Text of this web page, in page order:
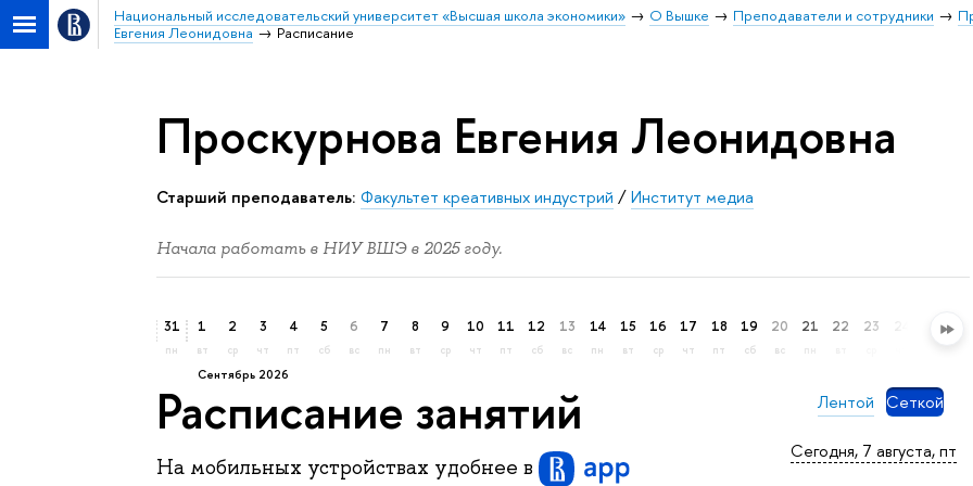
Национальный исследовательский университет «Высшая школа экономики» О Вышке Преподаватели и сотрудники
Евгения Леонидовна
Расписание
Проскурнова Евгения Леонидовна
Старший преподаватель: Факультет креативных индустрий /Институт медиа
Начала работать в НИУ ВШЭ в 2025 году.
31
пн
сентябрь 2026
1
вт
2
ср
3
чт
4
пт
5
сб
6
вс
7
пн
8
вт
9
ср
10
чт
11
пт
12
сб
13
вс
14
пн
15
вт
16
ср
17
чт
18
пт
19
сб
20
вс
21
пн
22 23 26
Лентой Сеткой
Сегодня, 7 августа, пт
Расписание занятий
На мобильных устройствах удобнеев